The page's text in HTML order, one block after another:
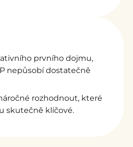
prvního dojmu,
nepůsobí dostatečně
rozhodnout, které
skutečně klíčové.